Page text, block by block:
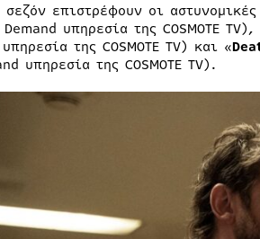
επιστρέφουν οι
υπηρεσία της COSMOTE TV),
της COSMOTE TV) και «
υπηρεσία της COSMOTE TV).